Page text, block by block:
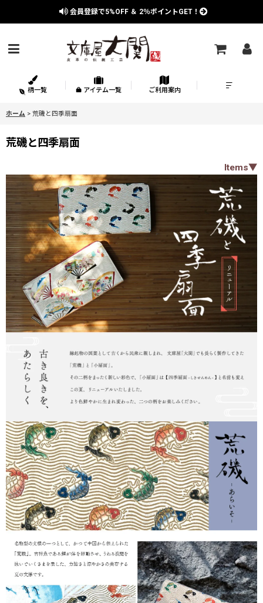
会員登録で5%OFF ＆ 2％ポイントGET！
柄一覧 アイテム一覧 ご利用案内
ホーム > 荒磯と四季扇面
荒磯と四季扇面
Items▼